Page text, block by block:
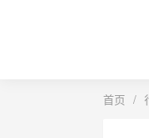
首页 /